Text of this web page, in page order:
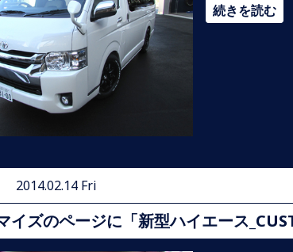
続きを読む
2014.02.14 Fri
イズのページに「新型ハイエース